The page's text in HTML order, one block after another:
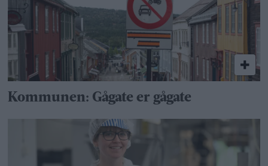
Kommunen: Gågate er gågate